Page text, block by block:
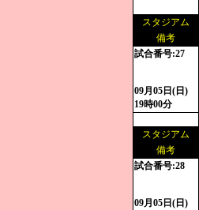
スタジアム
備考
試合番号:27
09月05日(日)
19時00分
スタジアム
備考
試合番号:28
09月05日(日)